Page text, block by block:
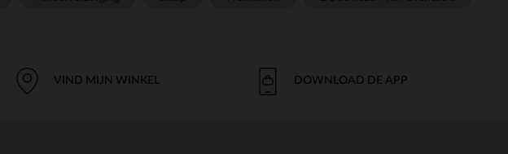
VIND MIJN WINKEL DOWNLOAD DE APP